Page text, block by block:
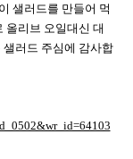
샐러드를 만들어 먹
올리브 오일대신 대
러드 주심에 감사합